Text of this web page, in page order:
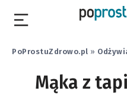
PoProstuZdrowo.pl »
Mąka z